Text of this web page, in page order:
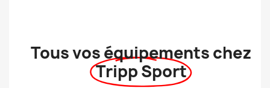
Tous vos équipements chez
Tripp Sport